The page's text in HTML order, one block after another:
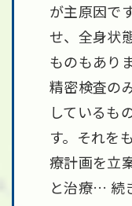
が主原因で
せ、全身状
ものもあり
精密検査の
しているも
す。それを
療計画を立
と治療… 続